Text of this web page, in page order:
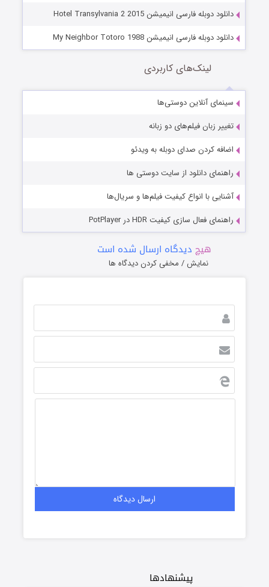
پیشنهادها
دانلود دوبله فارسی انیمیشن Hotel Transylvania 2 2015
دانلود دوبله فارسی انیمیشن My Neighbor Totoro 1988
لینک‌های کاربردی
سینمای آنلاین دوستی‌ها
تغییر زبان فیلم‌های دو زبانه
اضافه کردن صدای دوبله به ویدئو
راهنمای دانلود از سایت دوستی ها
آشنایی با انواع کیفیت فیلم‌ها و سریال‌ها
راهنمای فعال سازی کیفیت HDR در PotPlayer
هیچ دیدگاه ارسال شده است
نمایش / مخفی کردن دیدگاه ها